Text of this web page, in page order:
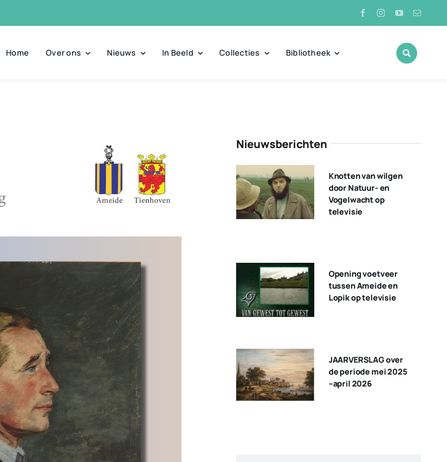
Home Over ons Nieuws In Beeld Collecties Bibliotheek
Nieuwsberichten
Knotten van wilgen
door Natuur- en
Vogelwacht op
televisie
Opening voetveer
tussen Ameide en
Lopik op televisie
JAARVERSLAG over
de periode mei 2025
–april 2026